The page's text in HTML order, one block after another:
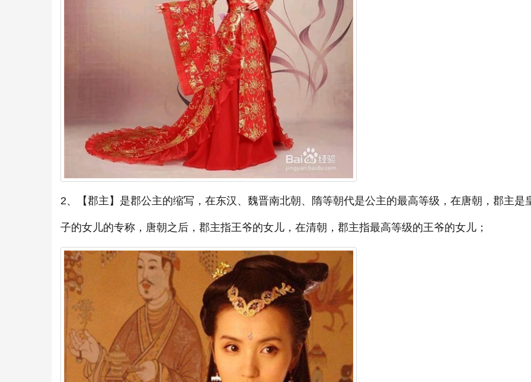
2、【郡主】是郡公主的缩写，在东汉、魏晋南北朝、隋等朝代是公主的最高等级，在唐朝，郡主是
子的女儿的专称，唐朝之后，郡主指王爷的女儿，在清朝，郡主指最高等级的王爷的女儿；